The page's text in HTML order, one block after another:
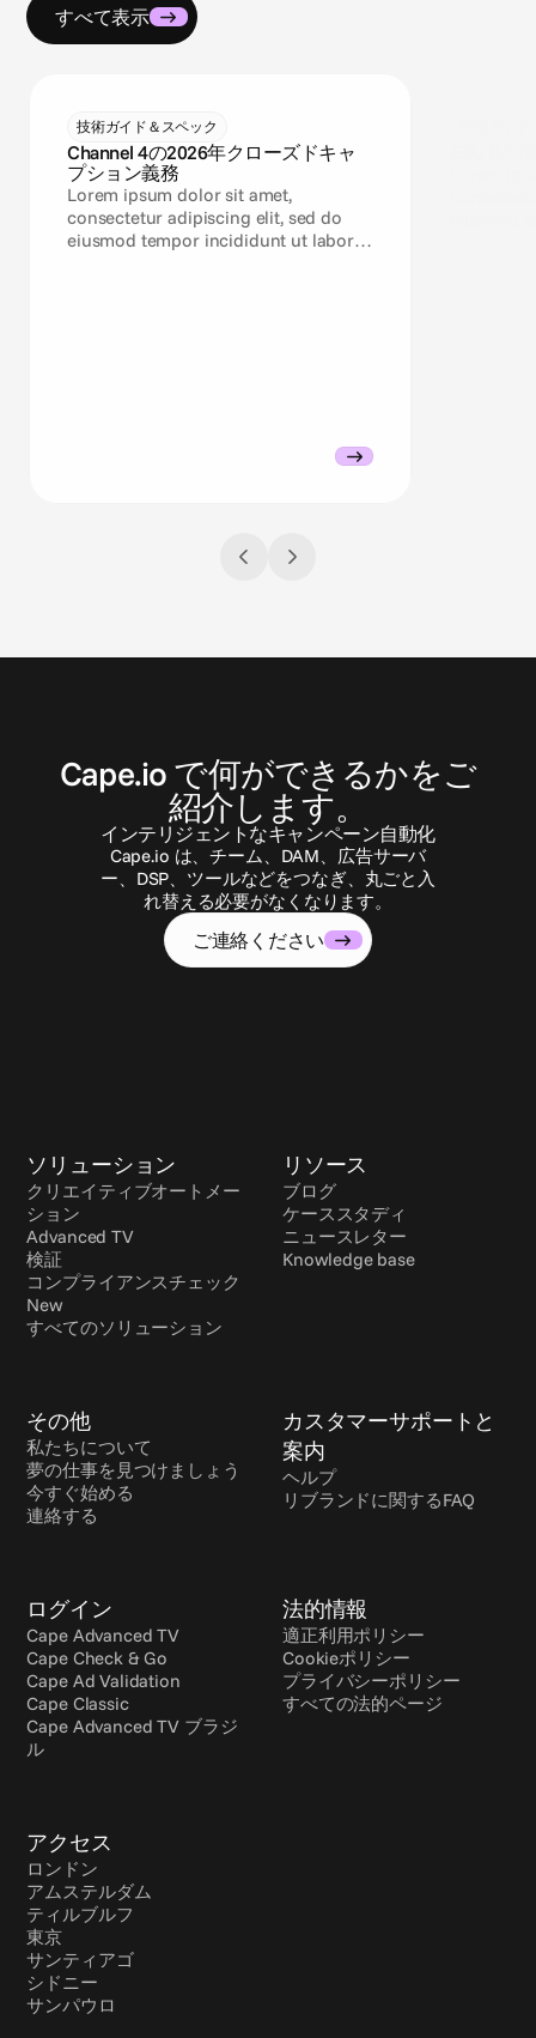
すべて表示
技術ガイド＆スペック
Channel 4の2026年クローズドキャ
プション義務
Lorem ipsum dolor sit amet,
consectetur adipiscing elit, sed do
eiusmod tempor incididunt ut labore
お問 い 合わ せ
Cape.io で何ができるかをご
紹介します。
インテリジェントなキャンペーン自動化
Cape.io は、チーム、DAM、広告サーバ
ー、DSP、ツールなどをつなぎ、丸ごと入
れ替える必要がなくなります。
ご連絡ください
ソリューション
クリエイティブオートメー
ション
Advanced TV
検証
コンプライアンスチェック
New
すべてのソリューション
リソース
ブログ
ケーススタディ
ニュースレター
Knowledge base
その他
私たちについて
夢の仕事を見つけましょう
今すぐ始める
連絡する
カスタマーサポートと
案内
ヘルプ
リブランドに関するFAQ
ログイン
Cape Advanced TV
Cape Check & Go
Cape Ad Validation
Cape Classic
Cape Advanced TV ブラジ
ル
法的情報
適正利用ポリシー
Cookieポリシー
プライバシーポリシー
すべての法的ページ
アクセス
ロンドン
アムステルダム
ティルブルフ
東京
サンティアゴ
シドニー
サンパウロ